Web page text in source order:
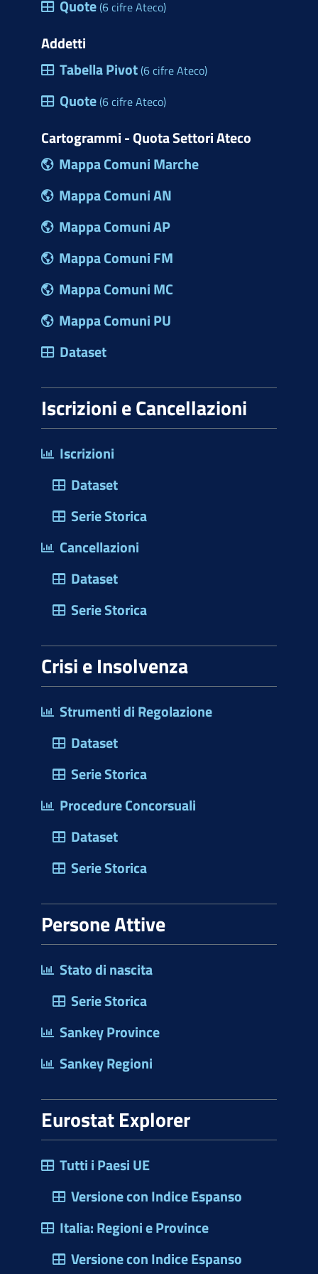
Quote(6 cifre Ateco)
Addetti
Tabella Pivot(6 cifre Ateco)
Quote(6 cifre Ateco)
Cartogrammi - Quota Settori Ateco
Mappa Comuni Marche
Mappa Comuni AN
Mappa Comuni AP
Mappa Comuni FM
Mappa Comuni MC
Mappa Comuni PU
Dataset
Iscrizioni e Cancellazioni
Iscrizioni
Dataset
Serie Storica
Cancellazioni
Dataset
Serie Storica
Crisi e Insolvenza
Strumenti di Regolazione
Dataset
Serie Storica
Procedure Concorsuali
Dataset
Serie Storica
Persone Attive
Stato di nascita
Serie Storica
Sankey Province
Sankey Regioni
Eurostat Explorer
Tutti i Paesi UE
Versione con Indice Espanso
Italia: Regioni e Province
Versione con Indice Espanso